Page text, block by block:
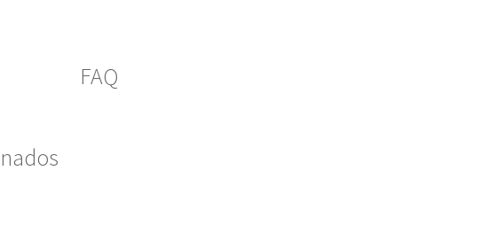
FAQ